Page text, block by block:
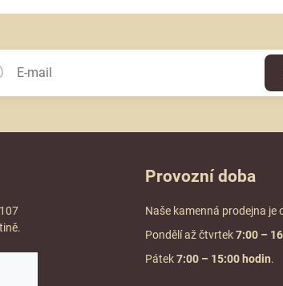
Provozní doba
Naše kamenná prodejna je
Pondělí až čtvrtek7:00 –
Pátek7:00 – 15:00 hodin.